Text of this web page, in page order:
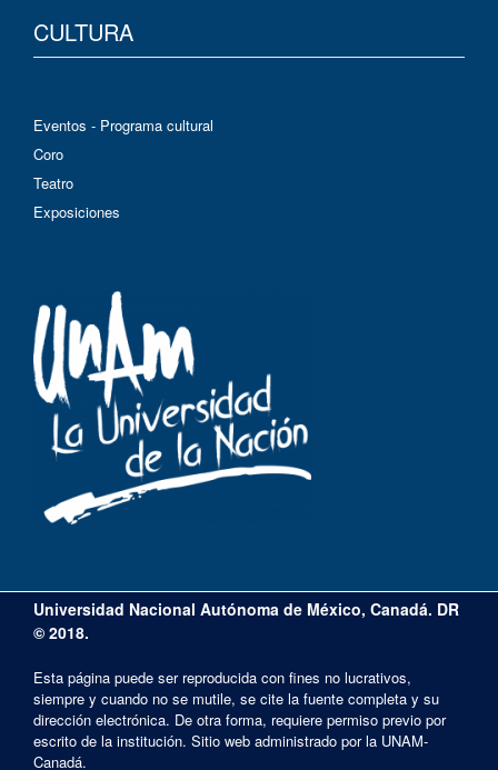
CULTURA
Eventos - Programa cultural
Coro
Teatro
Exposiciones
Universidad Nacional Autónoma de México, Canadá. DR
© 2018.
Esta página puede ser reproducida con fines no lucrativos,
siempre y cuando no se mutile, se cite la fuente completa y su
dirección electrónica. De otra forma, requiere permiso previo por
escrito de la institución. Sitio web administrado por la UNAM-
Canadá.